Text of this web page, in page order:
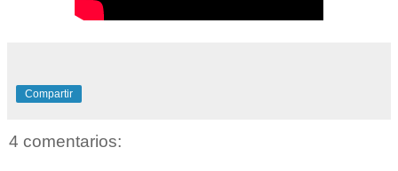
Compartir
4 comentarios: